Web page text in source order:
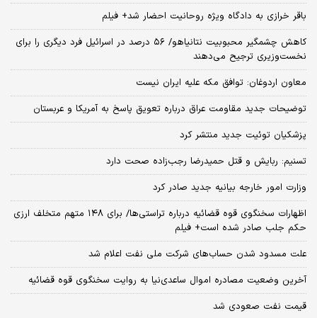
باقر خرازی به دادگاه ویژه روحانیت احضار شد+ فیلم
کاهش چشمگیر محبوبیت نتانیاهو/ ۵۶ درصد در اسرائیل فرد دیگری را برای
نخست‌وزیری ترجیح می‌دهند
معاون اردوغان: توافق مکه علیه ایران نیست
توضیحات جدید مقاومت عراق درباره تعویق پاسخ به آمریکا و عربستان
پزشکیان توئیت جدید منتشر کرد
تسنیم: ربایش و قتل حمیدرضا رجب‌زاده صحت دارد
وزارت امور خارجه بیانیه جدید صادر کرد
اظهارات سخنگوی قوه قضائیه درباره تراستی‌ها/ برای ۱۴۸ متهم متخلف ارزی
حکم جلب صادر شده است+ فیلم
علت مسدود شدن حساب‌های شرکت ملی نفت اعلام شد
آخرین وضعیت مصادره اموال ساعدی‌نیا به روایت سخنگوی قوه قضائیه
قیمت نفت صعودی شد